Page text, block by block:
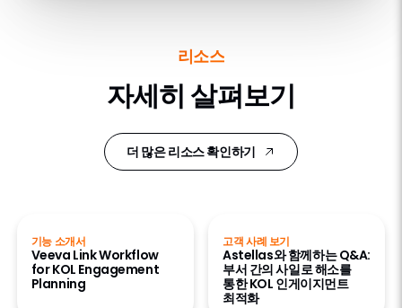
리소스
자세히 살펴보기
더 많은 리소스 확인하기
기능 소개서
Veeva Link Workflow
for KOL Engagement
Planning
고객 사례 보기
Astellas와 함께하는 Q&A:
부서 간의 사일로 해소를
통한 KOL 인게이지먼트
최적화